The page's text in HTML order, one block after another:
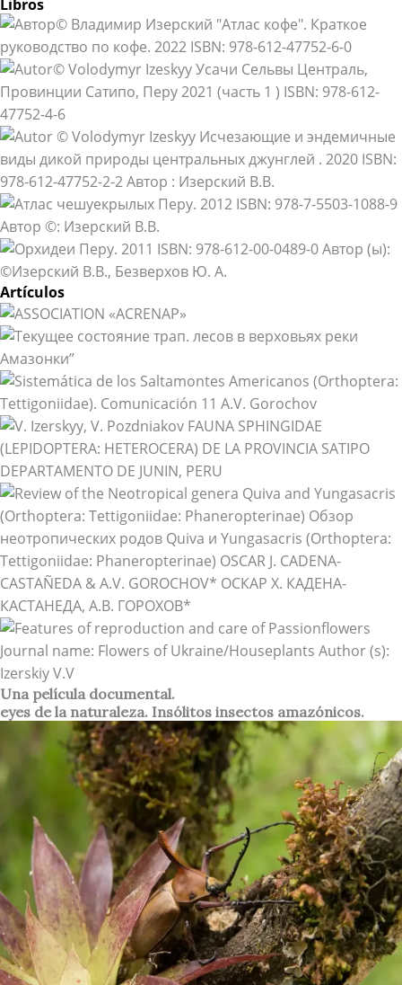
Libros
Artículos
Una película documental.
eyes de la naturaleza. Insólitos insectos amazónicos.